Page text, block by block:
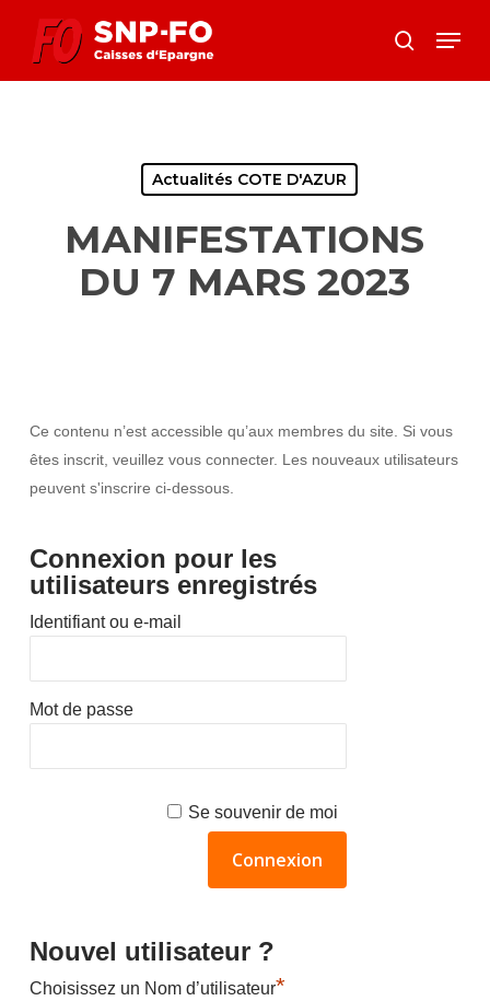
search
Menu
Actualités COTE D'AZUR
MANIFESTATIONS
DU 7 MARS 2023
Ce contenu n’est accessible qu’aux membres du site. Si vous
êtes inscrit, veuillez vous connecter. Les nouveaux utilisateurs
peuvent s'inscrire ci-dessous.
Connexion pour les
utilisateurs enregistrés
Identifiant ou e-mail
Mot de passe
Se souvenir de moi
Nouvel utilisateur ?
Choisissez un Nom d’utilisateur*